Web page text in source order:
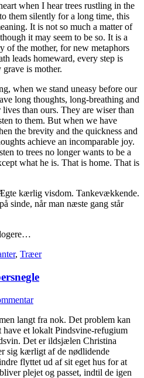
when I hear trees rustling in the
them silently for a long time, this
It is not so much a matter of
it may seem to be so. It is a
of the mother, for new metaphors
leads homeward, every step is
is mother.
when we stand uneasy before our
long thoughts, long-breathing and
than ours. They are wiser than
to them. But when we have
the brevity and the quickness and
achieve an incomparable joy.
to trees no longer wants to be a
what he is. That is home. That is
kærlig visdom. Tankevækkende.
sinde, når man næste gang står
, Træer
langt fra nok. Det problem kan
have et lokalt Pindsvine-refugium
Det er ildsjælen Christina
sig kærligt af de nødlidende
flyttet ud af sit eget hus for at
plejet og passet, indtil de igen